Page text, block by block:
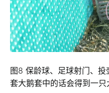
图8 保龄球、足球射门、投
套大鹅套中的话会得到一只